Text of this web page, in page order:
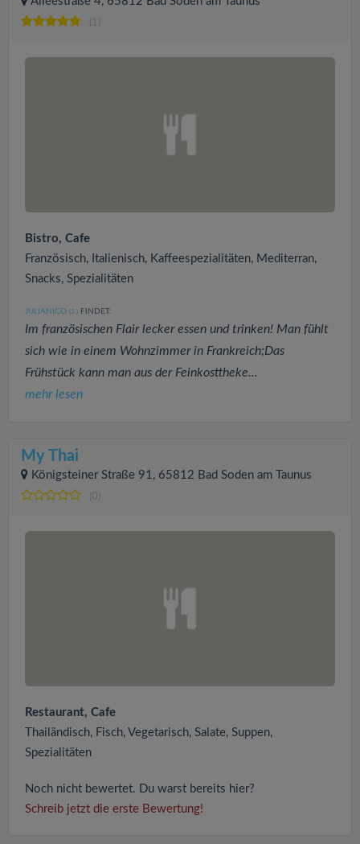
(1)
Bistro, Cafe
Französisch, Italienisch, Kaffeespezialitäten, Mediterran,
Snacks, Spezialitäten
JULIANICO (3 ) FINDET:
Im französischen Flair lecker essen und trinken! Man fühlt
sich wie in einem Wohnzimmer in Frankreich;Das
Frühstück kann man aus der Feinkosttheke...
mehr lesen
My Thai
Königsteiner Straße 91, 65812 Bad Soden am Taunus
(0)
Restaurant, Cafe
Thailändisch, Fisch, Vegetarisch, Salate, Suppen,
Spezialitäten
Noch nicht bewertet. Du warst bereits hier?
Schreib jetzt die erste Bewertung!